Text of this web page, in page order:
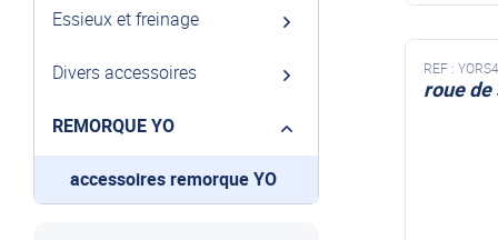
REF :
roue de
Essieux et freinage
Divers accessoires
REMORQUE YO
accessoires remorque YO